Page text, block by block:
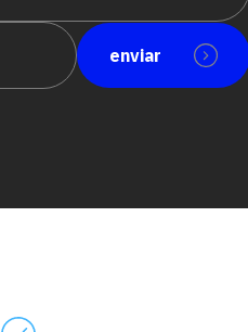
enviar